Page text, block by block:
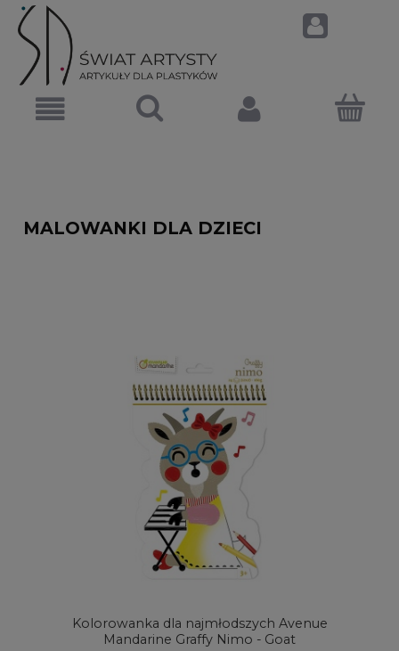
MALOWANKI DLA DZIECI
Kolorowanka dla najmłodszych Avenue
Mandarine Graffy Nimo - Goat